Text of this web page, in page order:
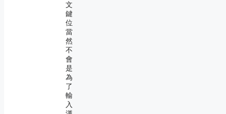
文
鍵
位
當
然
不
會
是
為
了
輸
入